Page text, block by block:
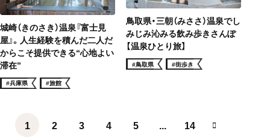
城崎（きのさき）温泉『富士見
屋』。人生経験を積んだ二人だ
からこそ提供できる“心地よい
滞在”
#兵庫県 #旅館
鳥取県・三朝（みささ）温泉でし
みじみ沁みる飲み歩きさんぽ
【温泉ひとり旅】
#鳥取県 #街歩き
1 2 3 4 5 ... 14